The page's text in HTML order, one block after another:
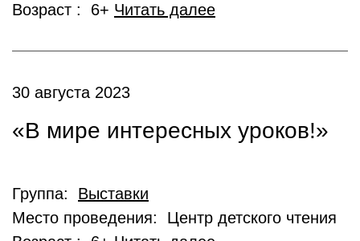
Возраст : 6+ Читать далее
30 августа 2023
«В мире интересных уроков!»
Группа: Выставки
Место проведения: Центр детского чтения